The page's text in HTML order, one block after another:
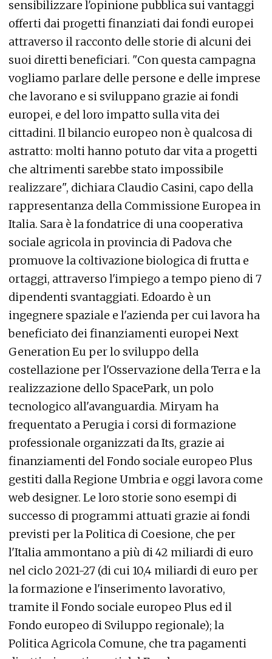
sensibilizzare l'opinione pubblica sui vantaggi
offerti dai progetti finanziati dai fondi europei
attraverso il racconto delle storie di alcuni dei
suoi diretti beneficiari. "Con questa campagna
vogliamo parlare delle persone e delle imprese
che lavorano e si sviluppano grazie ai fondi
europei, e del loro impatto sulla vita dei
cittadini. Il bilancio europeo non è qualcosa di
astratto: molti hanno potuto dar vita a progetti
che altrimenti sarebbe stato impossibile
realizzare", dichiara Claudio Casini, capo della
rappresentanza della Commissione Europea in
Italia. Sara è la fondatrice di una cooperativa
sociale agricola in provincia di Padova che
promuove la coltivazione biologica di frutta e
ortaggi, attraverso l'impiego a tempo pieno di 7
dipendenti svantaggiati. Edoardo è un
ingegnere spaziale e l'azienda per cui lavora ha
beneficiato dei finanziamenti europei Next
Generation Eu per lo sviluppo della
costellazione per l'Osservazione della Terra e la
realizzazione dello SpacePark, un polo
tecnologico all'avanguardia. Miryam ha
frequentato a Perugia i corsi di formazione
professionale organizzati da Its, grazie ai
finanziamenti del Fondo sociale europeo Plus
gestiti dalla Regione Umbria e oggi lavora come
web designer. Le loro storie sono esempi di
successo di programmi attuati grazie ai fondi
previsti per la Politica di Coesione, che per
l'Italia ammontano a più di 42 miliardi di euro
nel ciclo 2021-27 (di cui 10,4 miliardi di euro per
la formazione e l'inserimento lavorativo,
tramite il Fondo sociale europeo Plus ed il
Fondo europeo di Sviluppo regionale); la
Politica Agricola Comune, che tra pagamenti